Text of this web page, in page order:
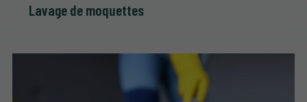
Lavage de moquettes